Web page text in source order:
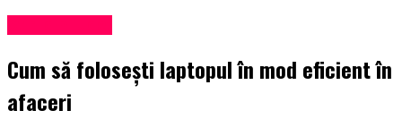
Cum să folosești laptopul în mod eficient în
afaceri